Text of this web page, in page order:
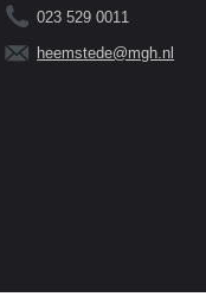
023 529 0011
heemstede@mgh.nl